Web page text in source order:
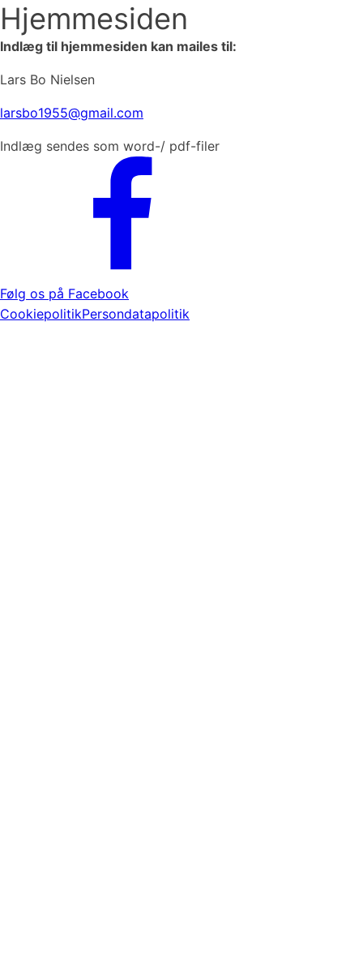
Hjemmesiden
Indlæg til hjemmesiden kan mailes til:
Lars Bo Nielsen
larsbo1955@gmail.com
Indlæg sendes som word-/ pdf-filer
Følg os på Facebook
CookiepolitikPersondatapolitik